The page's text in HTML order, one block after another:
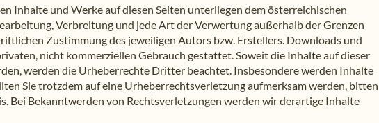
Inhalte und Werke auf diesen Seiten unterliegen dem österreichischen
Verbreitung und jede Art der Verwertung außerhalb der Grenzen
Zustimmung des jeweiligen Autors bzw. Erstellers. Downloads und
nicht kommerziellen Gebrauch gestattet. Soweit die Inhalte auf dieser
werden die Urheberrechte Dritter beachtet. Insbesondere werden Inhalte
Sie trotzdem auf eine Urheberrechtsverletzung aufmerksam werden, bitten
Bei Bekanntwerden von Rechtsverletzungen werden wir derartige Inhalte